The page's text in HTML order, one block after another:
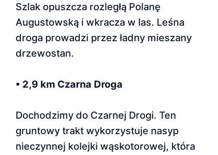
Szlak opuszcza rozległą Polanę
Augustowską i wkracza w las. Leśna
droga prowadzi przez ładny mieszany
drzewostan.
• 2,9 km Czarna Droga
Dochodzimy do Czarnej Drogi. Ten
gruntowy trakt wykorzystuje nasyp
nieczynnej kolejki wąskotorowej, która